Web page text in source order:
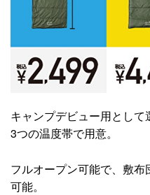
キャンプデビュー用として
3つの温度帯で用意。
フルオープン可能で、敷
可能。